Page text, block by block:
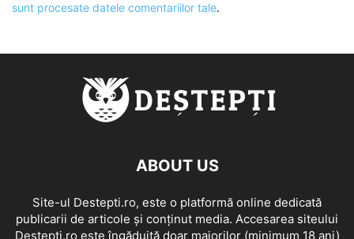
sunt procesate datele comentariilor tale.
ABOUT US
Site-ul Destepti.ro, este o platformă online dedicată
publicarii de articole și conținut media. Accesarea siteului
Destepti.ro este îngăduită doar majorilor (minimum 18 ani)